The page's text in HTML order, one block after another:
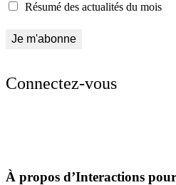
Résumé des actualités du mois
Connectez-vous
À propos d’Interactions